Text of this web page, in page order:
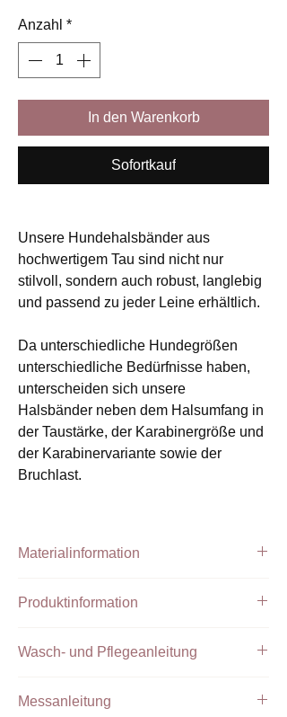
Anzahl *
In den Warenkorb
Sofortkauf
Unsere Hundehalsbänder aus
hochwertigem Tau sind nicht nur
stilvoll, sondern auch robust, langlebig
und passend zu jeder Leine erhältlich.
Da unterschiedliche Hundegrößen
unterschiedliche Bedürfnisse haben,
unterscheiden sich unsere
Halsbänder neben dem Halsumfang in
der Taustärke, der Karabinergröße und
der Karabinervariante sowie der
Bruchlast.
Materialinformation
Tau Farbe:Braun
Beschläge:
Silber
größter Sorgfalt, um
Produktinformation
Halsung und ist damit nicht zu verstellen.
Die Größen XS, S, L und XL werden mit
einen an die Größe angepassten
Wasch- und Pflegeanleitung
einem Wäschesack in der Maschine
Messanleitung